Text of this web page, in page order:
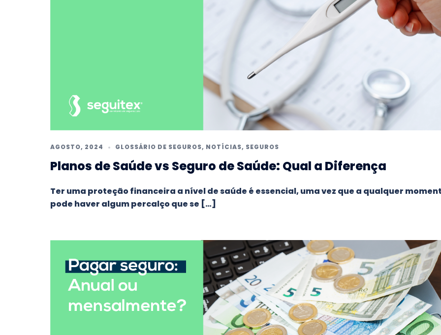
AGOSTO, 2024 GLOSSÁRIO DE SEGUROS, NOTÍCIAS, SEGUROS
Planos de Saúde vs Seguro de Saúde: Qual a Diferença
Ter uma proteção financeira a nível de saúde é essencial, uma vez que a qualquer
pode haver algum percalço que se […]